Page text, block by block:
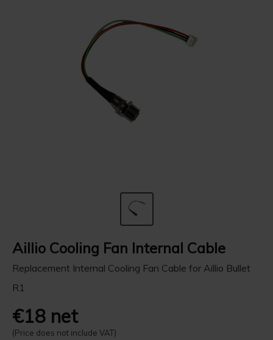
Aillio Cooling Fan Internal Cable
Replacement Internal Cooling Fan Cable for Aillio Bullet
R1
€18 net
(Price does not include VAT)